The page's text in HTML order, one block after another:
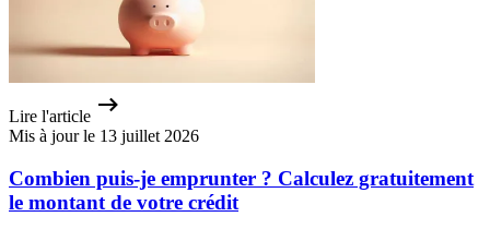
Lire l'article
Mis à jour le 13 juillet 2026
Combien puis-je emprunter ? Calculez gratuitement
le montant de votre crédit